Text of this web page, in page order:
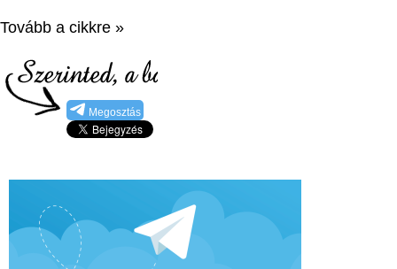
Tovább a cikkre »
Megosztás